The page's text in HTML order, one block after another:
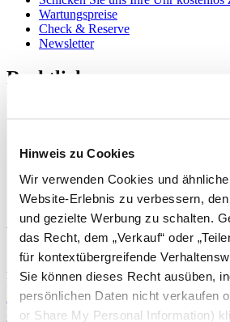
Hinweis zu Cookies
Wir verwenden Cookies und
Website-Erlebnis zu verbessern,
und gezielte Werbung zu schalten.
das Recht, dem „Verkauf“ oder
für kontextübergreifende
Sie können dieses Recht ausüben,
persönlichen Daten nicht verkaufen
or Share My Personal Information)
Wartungspreise
Check & Reserve
Newsletter
Rechtliches
Impressum
Verkaufsbedingungen und
Widerruf des Vertrags
Willkommen im
Abonnieren Sie unseren Newsletter und
Information
Anmelden
Land/Region auswählen